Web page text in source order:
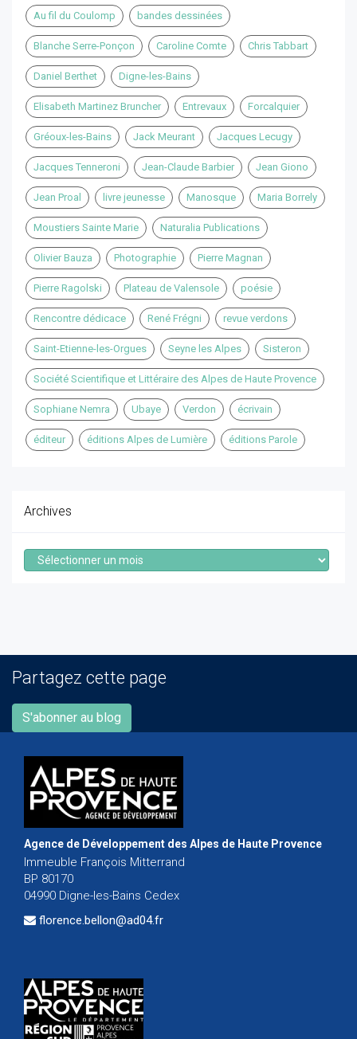
Au fil du Coulomp bandes dessinées
Blanche Serre-Ponçon Caroline Comte Chris Tabbart
Daniel Berthet Digne-les-Bains
Elisabeth Martinez Bruncher Entrevaux Forcalquier
Gréoux-les-Bains Jack Meurant Jacques Lecugy
Jacques Tenneroni Jean-Claude Barbier Jean Giono
Jean Proal livre jeunesse Manosque Maria Borrely
Moustiers Sainte Marie Naturalia Publications
Olivier Bauza Photographie Pierre Magnan
Pierre Ragolski Plateau de Valensole poésie
Rencontre dédicace René Frégni revue verdons
Saint-Etienne-les-Orgues Seyne les Alpes Sisteron
Société Scientifique et Littéraire des Alpes de Haute Provence
Sophiane Nemra Ubaye Verdon écrivain
éditeur éditions Alpes de Lumière éditions Parole
Archives
Archives
Partagez cette page
S'abonner au blog
Agence de Développement des Alpes de Haute Provence
Immeuble François Mitterrand
BP 80170
04990 Digne-les-Bains Cedex
florence.bellon@ad04.fr